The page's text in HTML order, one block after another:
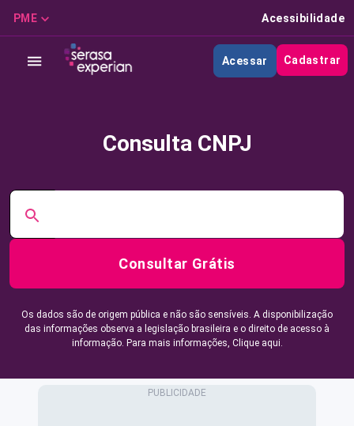
PME Acessibilidade
Acessar Cadastrar
Consulta CNPJ
Consultar Grátis
Os dados são de origem pública e não são sensíveis. A disponibilização
das informações observa a legislação brasileira e o direito de acesso à
informação. Para mais informações, Clique aqui.